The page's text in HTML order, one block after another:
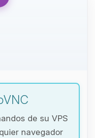
de su VPS
navegador